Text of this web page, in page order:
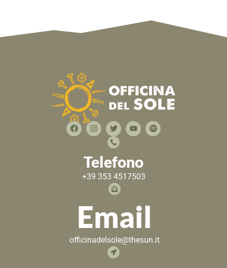
Telefono
+39 353 4517503
Email
officinadelsole@thesun.it